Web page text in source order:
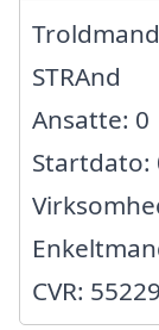
STRAnd
Ansatte: 0
Startdato:
CVR: